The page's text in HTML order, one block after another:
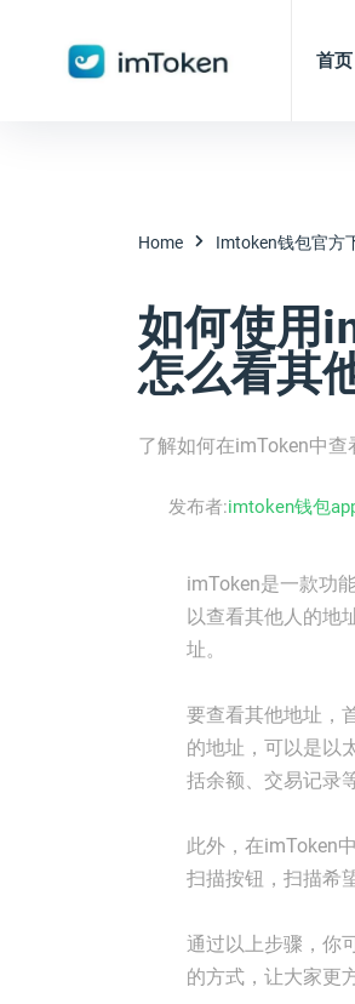
首页
Home Imtoken钱包官方
如何使用
怎么看其
了解如何在imToken中查
发布者:imtoken钱包
imToken是一款功
以查看其他人的地
址。
要查看其他地址，
的地址，可以是以
括余额、交易记录等
此外，在imToken
扫描按钮，扫描希
通过以上步骤，你
的方式，让大家更